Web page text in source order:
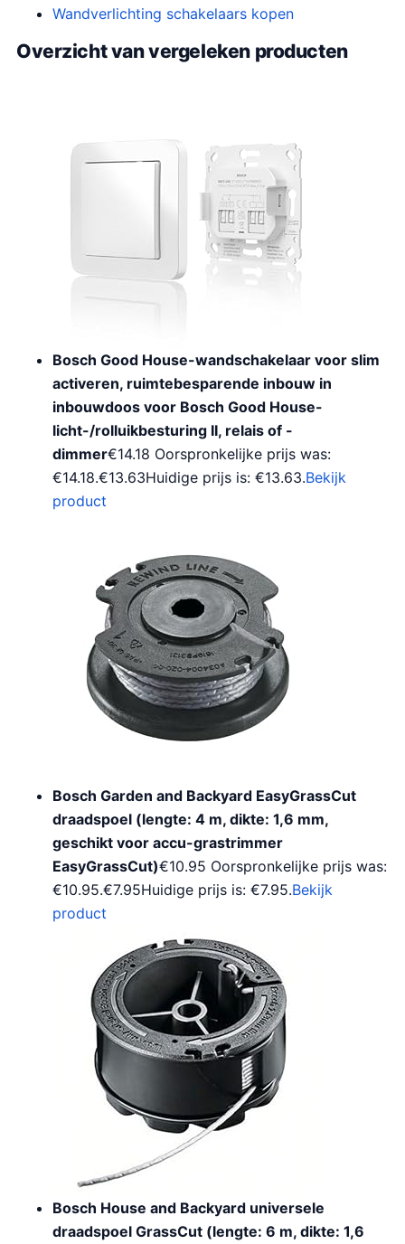
Wandverlichting schakelaars kopen
Overzicht van vergeleken producten
Bosch Good House-wandschakelaar voor slim
activeren, ruimtebesparende inbouw in
inbouwdoos voor Bosch Good House-
licht-/rolluikbesturing II, relais of -
dimmer€14.18 Oorspronkelijke prijs was:
€14.18.€13.63Huidige prijs is: €13.63.Bekijk
product
Bosch Garden and Backyard EasyGrassCut
draadspoel (lengte: 4 m, dikte: 1,6 mm,
geschikt voor accu-grastrimmer
EasyGrassCut)€10.95 Oorspronkelijke prijs was:
€10.95.€7.95Huidige prijs is: €7.95.Bekijk
product
Bosch House and Backyard universele
draadspoel GrassCut (lengte: 6 m, dikte: 1,6